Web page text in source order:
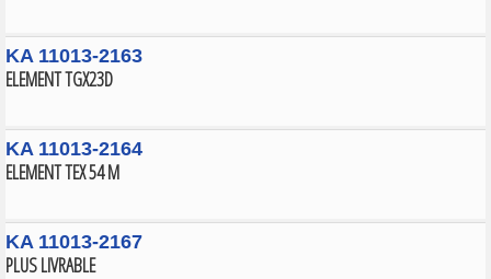
KA 11013-2163
ELEMENT TGX23D
KA 11013-2164
ELEMENT TEX 54 M
KA 11013-2167
PLUS LIVRABLE